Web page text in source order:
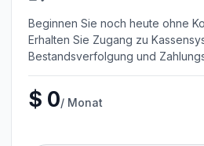
Beginnen Sie noch heute ohne
Erhalten Sie Zugang zu
Bestandsverfolgung und
$ 0/ Monat